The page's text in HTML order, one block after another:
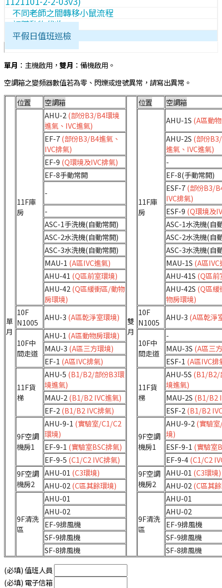
不同老師之間轉移小鼠流程
訂購動物代收
平假日值班巡檢
單月 ：主機啟用， 雙月 ：備機啟用。
空調箱之變頻器數值若為零、閃爍或燈號異常，請寫出異常。
單
月
位置 空調箱
雙
月
位置 空調箱
11F庫
房
AHU-2 (部份B3/B4環境
進氣、IVC進氣)
11F庫
房
AHU-1S (A區動
EF-7(部份B3/B4進氣、
IVC排氣)
AHU-2S (部份
進氣、IVC進氣)
EF-9 (Q環境及IVC排氣)
-
EF-8手動常開
EF-8(手動常開)
-
ESF-7(部份B3/
IVC排氣)
-
ESF-9 (Q環境及
ASC-1手洗機(自動常開)
ASC-1水洗機(自
ASC-2水洗機(自動常開)
ASC-2水洗機(自
ASC-3水洗機(自動常開)
ASC-3水洗機(自
MAU-1 (A區IVC進氣) MAU-1S (A區IVC
AHU-41 (Q區前室環境) AHU-41S (Q區前
AHU-42 (Q區緩衝區/動物
房環境)
AHU-42S (Q區
物房環境)
10F
N1005
AHU-3 (A區乾淨室環境)
10F
N1005
AHU-3 (A區乾淨
10F中
間走道
AHU-1 (A區動物房環境)
10F中
間走道
-
MAU-3 (A區三方環境) MAU-3S (A區三
EF-1 (A區IVC排氣) ESF-1 (A區IVC排
11F貨
梯
AHU-5 (B1/B2/部份B3環
境進氣)
11F貨
梯
AHU-5S (B1/B2/
境進氣)
MAU-2 (B1/B2 IVC進氣) MAU-2S (B1/B2
EF-2 (B1/B2 IVC排氣) ESF-2 (B1/B2
9F空調
機房1
AHU-9-1 (實驗室/C1/C2
環境)
9F空調
機房1
AHU-9-2 (實驗
境)
EF-9-1 (實驗室BSC排氣) ESF-9-1 (實驗室
EF-9-5 (C1/C2 IVC排氣) EF-9-4(C1/C2
9F空調
機房2
AHU-01 (C3環境)
9F空調
機房2
AHU-01 (C3環境)
AHU-02 (C區其餘環境) AHU-02 (C區其
9F清洗
區
AHU-01
9F清洗
區
AHU-01
AHU-02
AHU-02
EF-9排風機
EF-9排風機
SF-9排風機
SF-9排風機
SF-8排風機
SF-8排風機
(必填)值班人員
(必填) 電子信箱